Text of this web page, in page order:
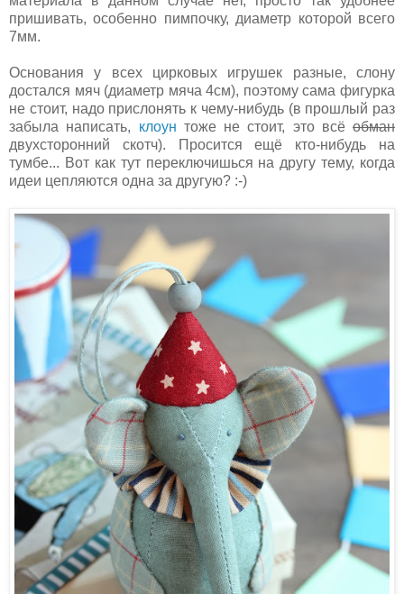
пришивать, особенно пимпочку, диаметр которой всего
7мм.
Основания у всех цирковых игрушек разные, слону
достался мяч (диаметр мяча 4см), поэтому сама фигурка
не стоит, надо прислонять к чему-нибудь (в прошлый раз
забыла написать, клоун тоже не стоит, это всё обман
двухсторонний скотч). Просится ещё кто-нибудь на
тумбе... Вот как тут переключишься на другу тему, когда
идеи цепляются одна за другую? :-)